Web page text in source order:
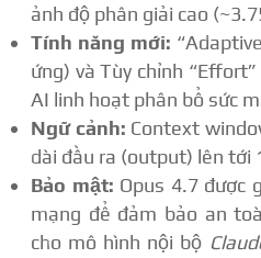
ảnh độ phân giải cao
Tính năng mới:
ứng) và Tùy chỉnh
AI linh hoạt phân bổ sức
Ngữ cảnh: Context
dài đầu ra (output) lên tới
Bảo mật: Opus 4.7 được
mạng để đảm bảo an
cho mô hình nội bộ